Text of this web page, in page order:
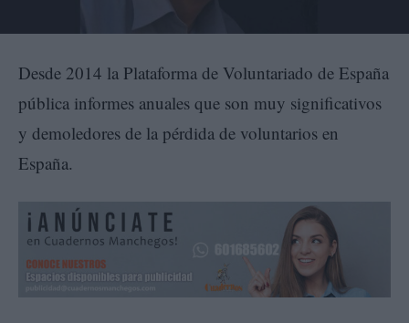
Desde 2014 la Plataforma de Voluntariado de España
pública informes anuales que son muy significativos
y demoledores de la pérdida de voluntarios en
España.